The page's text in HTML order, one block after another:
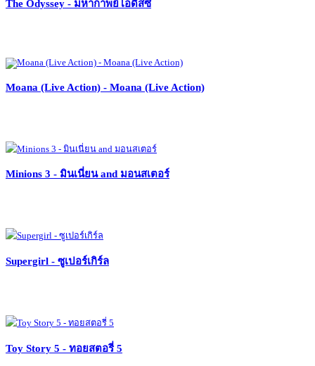
The Odyssey - มหากาพย์โอดิสซี
Moana (Live Action) - Moana (Live Action)
Minions 3 - มินเนี่ยน and มอนสเตอร์
Supergirl - ซูเปอร์เกิร์ล
Toy Story 5 - ทอยสตอรี่ 5